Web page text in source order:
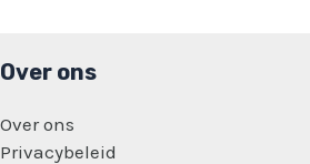
Over ons
Over ons
Privacybeleid